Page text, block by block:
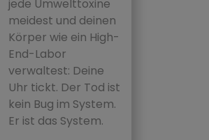
jede Umwelttoxine
meidest und deinen
Körper wie ein High-
End-Labor
verwaltest: Deine
Uhr tickt. Der Tod ist
kein Bug im System.
Er ist das System.